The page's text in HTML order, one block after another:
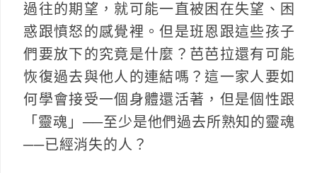
過往的期望，就可能一直被困在失望、困
惑跟憤怒的感覺裡。但是班恩跟這些孩子
們要放下的究竟是什麼？芭芭拉還有可能
恢復過去與他人的連結嗎？這一家人要如
何學會接受一個身體還活著，但是個性跟
「靈魂」──至少是他們過去所熟知的靈魂
──已經消失的人？